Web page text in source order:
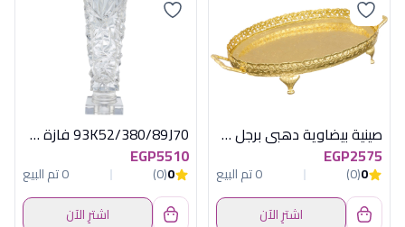
صينية بيضاوية دهبى برجل كوين ان
EGP2575
0
(0)
0 تم البيع
اشترِ الآن
93K52/380/89J70 فازة جلاسير
EGP5510
0
(0)
0 تم البيع
اشترِ الآن